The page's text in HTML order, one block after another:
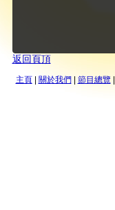
返回頁頂
主頁| 關於我們| 節目總覽|